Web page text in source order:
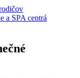
a SPA ‌centrá